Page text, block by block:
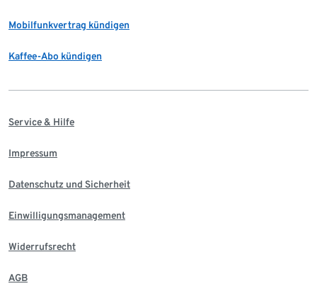
Mobilfunkvertrag kündigen
Kaffee-Abo kündigen
Service & Hilfe
Impressum
Datenschutz und Sicherheit
Einwilligungsmanagement
Widerrufsrecht
AGB